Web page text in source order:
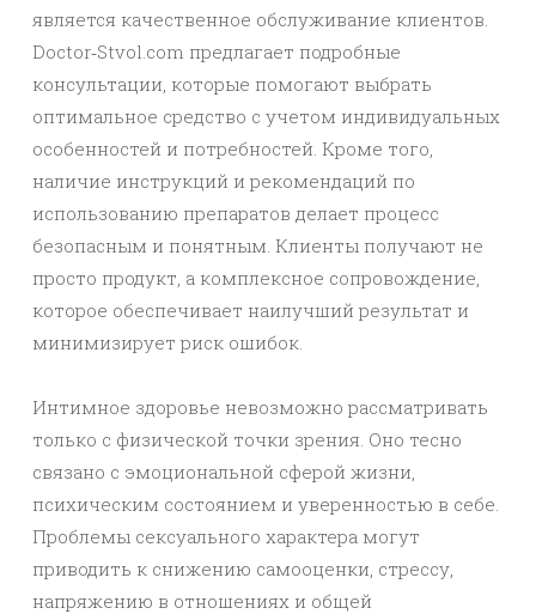
является качественное обслуживание клиентов.
Doctor‑Stvol.com предлагает подробные
консультации, которые помогают выбрать
оптимальное средство с учетом индивидуальных
особенностей и потребностей. Кроме того,
наличие инструкций и рекомендаций по
использованию препаратов делает процесс
безопасным и понятным. Клиенты получают не
просто продукт, а комплексное сопровождение,
которое обеспечивает наилучший результат и
минимизирует риск ошибок.
Интимное здоровье невозможно рассматривать
только с физической точки зрения. Оно тесно
связано с эмоциональной сферой жизни,
психическим состоянием и уверенностью в себе.
Проблемы сексуального характера могут
приводить к снижению самооценки, стрессу,
напряжению в отношениях и общей